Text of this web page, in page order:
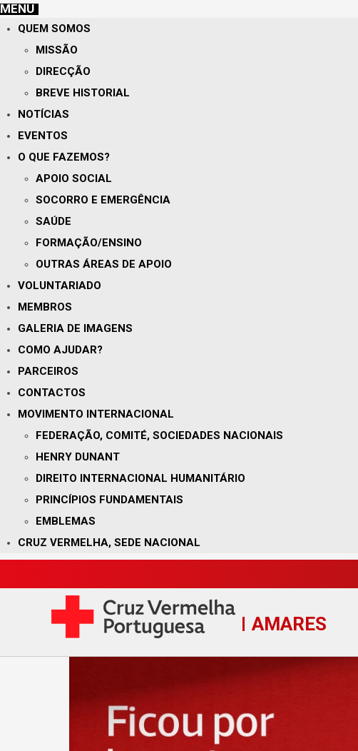
MENU
QUEM SOMOS
MISSÃO
DIRECÇÃO
BREVE HISTORIAL
NOTÍCIAS
EVENTOS
O QUE FAZEMOS?
APOIO SOCIAL
SOCORRO E EMERGÊNCIA
SAÚDE
FORMAÇÃO/ENSINO
OUTRAS ÁREAS DE APOIO
VOLUNTARIADO
MEMBROS
GALERIA DE IMAGENS
COMO AJUDAR?
PARCEIROS
CONTACTOS
MOVIMENTO INTERNACIONAL
FEDERAÇÃO, COMITÉ, SOCIEDADES NACIONAIS
HENRY DUNANT
DIREITO INTERNACIONAL HUMANITÁRIO
PRINCÍPIOS FUNDAMENTAIS
EMBLEMAS
CRUZ VERMELHA, SEDE NACIONAL
AMARES